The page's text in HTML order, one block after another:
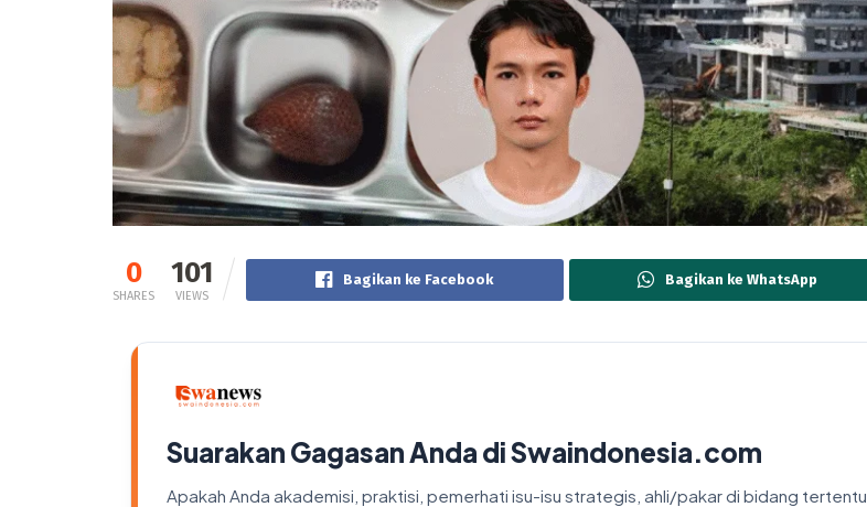
0
SHARES
101
VIEWS
Bagikan ke Facebook Bagikan ke WhatsApp
Suarakan Gagasan Anda di Swaindonesia.com
Apakah Anda akademisi, praktisi, pemerhati isu-isu strategis, ahli/pakar di bidang tertentu,